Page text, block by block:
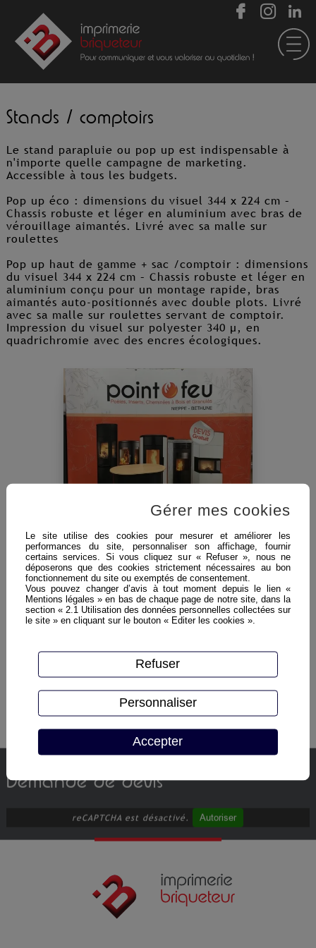
Stands / comptoirs
Le stand parapluie ou pop up est indispensable à
n'importe quelle campagne de marketing.
Accessible à tous les budgets.
Pop up éco : dimensions du visuel 344 x 224 cm –
Chassis robuste et léger en aluminium avec bras de
vérouillage aimantés. Livré avec sa malle sur
roulettes
Pop up haut de gamme + sac /comptoir : dimensions
du visuel 344 x 224 cm – Chassis robuste et léger en
aluminium conçu pour un montage rapide, bras
aimantés auto-positionnés avec double plots. Livré
avec sa malle sur roulettes servant de comptoir.
Impression du visuel sur polyester 340 µ, en
quadrichromie avec des encres écologiques.
omptoir dépliant avec dos ouvert, dessus pliant
incurvé, assemblage sans outil.
Livré avec son sac de transport.
en option une plastification si nécessaire.
Dimensions du visuel : 2130 x 970 mm.
Nous réalisons également des comptoirs sur
mesures, en carton, PVC, bois ou aluminium
composite.
Demande de devis
reCAPTCHA est désactivé. Autoriser
Gérer mes cookies
Le site utilise des cookies pour mesurer et améliorer les
performances du site, personnaliser son affichage, fournir
certains services. Si vous cliquez sur « Refuser », nous ne
déposerons que des cookies strictement nécessaires au bon
fonctionnement du site ou exemptés de consentement.
Vous pouvez changer d’avis à tout moment depuis le lien «
Mentions légales » en bas de chaque page de notre site, dans la
section « 2.1 Utilisation des données personnelles collectées sur
le site » en cliquant sur le bouton « Editer les cookies ».
Accepter
Refuser
Personnaliser